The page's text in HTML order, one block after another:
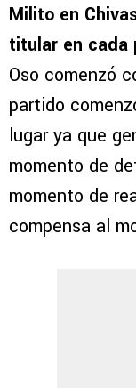
Milito en
titular en cada
Oso comenzó
partido
lugar ya que
momento de
momento de
compensa al